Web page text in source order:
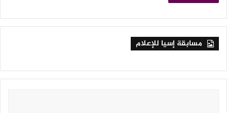
مسابقة إسيا للإعلام